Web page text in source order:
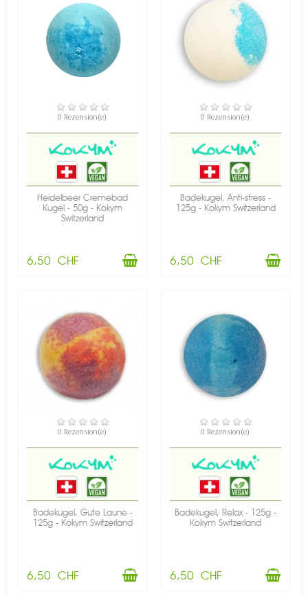
VERFÜGBAR
0 Rezension(e)
Heidelbeer Cremebad
Kugel - 50g - Kokym
Switzerland
6,50 CHF
VERFÜGBAR
0 Rezension(e)
Badekugel, Anti-stress -
125g - Kokym Switzerland
6,50 CHF
VERFÜGBAR
0 Rezension(e)
Badekugel, Gute Laune -
125g - Kokym Switzerland
6,50 CHF
VERFÜGBAR
0 Rezension(e)
Badekugel, Relax - 125g -
Kokym Switzerland
6,50 CHF